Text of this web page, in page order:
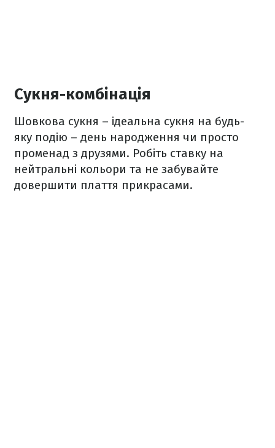
Сукня-комбінація
Шовкова сукня – ідеальна сукня на будь-
яку подію – день народження чи просто
променад з друзями. Робіть ставку на
нейтральні кольори та не забувайте
довершити плаття прикрасами.